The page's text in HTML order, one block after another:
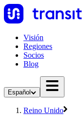
Visión
Regiones
Socios
Blog
Español
Reino Unido